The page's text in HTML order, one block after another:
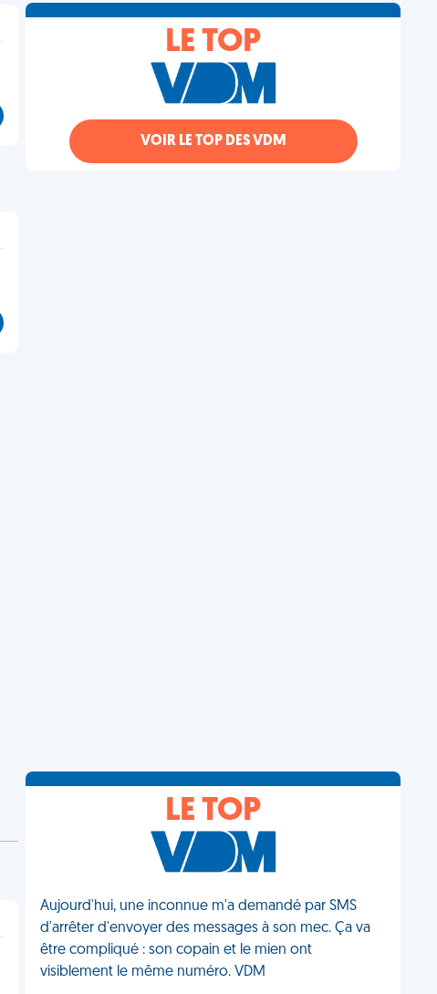
LE TOP
VOIR LE TOP DES VDM
LE TOP
Aujourd'hui, une inconnue m'a demandé par SMS
d'arrêter d'envoyer des messages à son mec. Ça va
être compliqué : son copain et le mien ont
visiblement le même numéro. VDM